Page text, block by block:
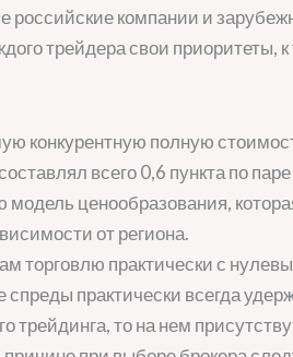
компании и
трейдера свои приоритеты,
конкурентную полную
всего 0,6 пункта по
ценообразования,
от региона.
торговлю практически с
практически всегда
трейдинга, то на нем